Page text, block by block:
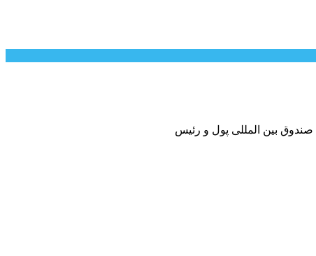
بین المللی پول و رئیس